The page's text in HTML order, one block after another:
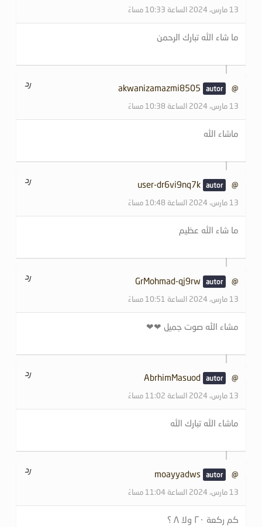
13 مارس، 2024 الساعة 10:33 مساءً
ما شاء الله تبارك الرحمن
@akwanizamazmi8505
13 مارس، 2024 الساعة 10:38 مساءً
رد
ماشاء الله
@user-dr6vi9nq7k
13 مارس، 2024 الساعة 10:48 مساءً
رد
ما شاء الله عظيم
@GrMohmad-qj9rw
13 مارس، 2024 الساعة 10:51 مساءً
رد
مشاء الله صوت جميل ❤❤
@AbrhimMasuod
13 مارس، 2024 الساعة 11:02 مساءً
رد
ماشاء الله تبارك الله
@moayyadws
13 مارس، 2024 الساعة 11:04 مساءً
رد
كم ركعة ٢٠ ولا ٨ ؟